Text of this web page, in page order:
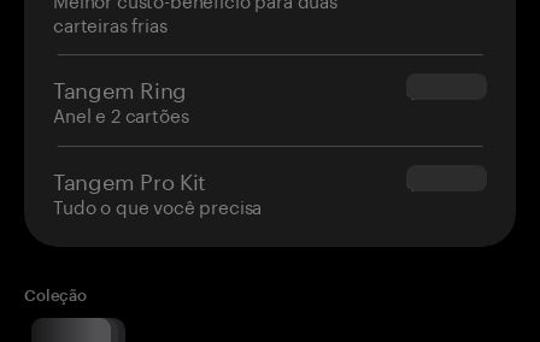
carteiras frias
Tangem Ring
Anel e 2 cartões
$160.00
Tangem Pro Kit
Tudo o que você precisa
$180.00
Coleção